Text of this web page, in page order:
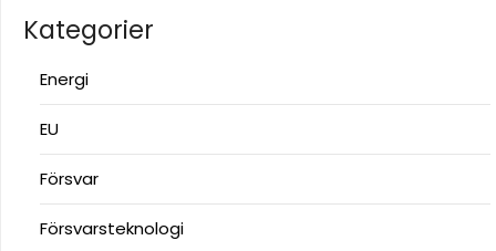
Kategorier
Energi
EU
Försvar
Försvarsteknologi